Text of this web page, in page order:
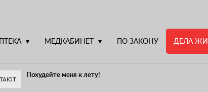
МЕДКАБИНЕТ ПО ЗАКОНУ ДЕЛА
Похудейте меня к лету!